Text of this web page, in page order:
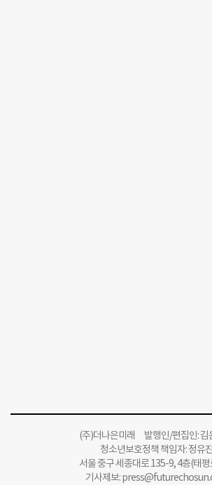
(주)더나은미래 발행인/편집인:
청소년보호정책 책임자: 정유진
서울 중구 세종대로 135-9, 4층(태
기사제보: